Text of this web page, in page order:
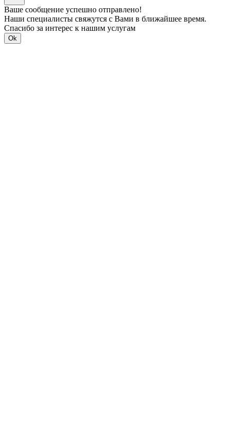
Ваше сообщение успешно отправлено!
Наши специалисты свяжутся с Вами в ближайшее время.
Спасибо за интерес к нашим услугам
Ok